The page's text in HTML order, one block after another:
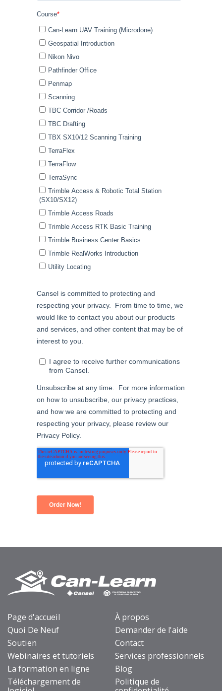
Page d'accueil
Quoi De Neuf
Soutien
Webinaires et tutoriels
La formation en ligne
Téléchargement de
À propos
Demander de l'aide
Contact
Services professionnels
Blog
Politique de